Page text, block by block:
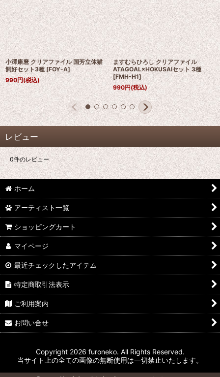
小澤康麿 クリアファイル 国芳立体猫
飼好セット3種 [FOY-A]
990円(税込)
ますむらひろし クリアファイル
ATAGOAL×HOKUSAIセット 3種
[FMH-H1]
990円(税込)
レビュー
0件のレビュー
ホーム
アーティスト一覧
ショッピングカート
マイページ
最近チェックしたアイテム
特定商取引法表示
ご利用案内
お問い合せ
Copyright 2026 furoneko. All Rights Reserved.
当サイト上の全ての画像の無断使用は一切禁止いたします。